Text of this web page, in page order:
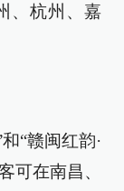
、杭州、嘉
“赣闽红韵·
可在南昌、